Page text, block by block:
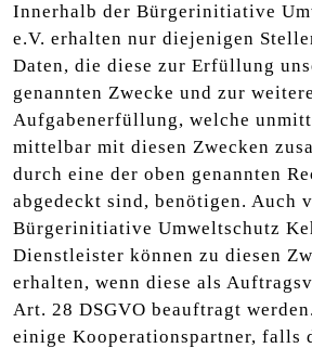
Innerhalb der Bürgerinitiative
e.V. erhalten nur diejenigen
Daten, die diese zur Erfüllung
genannten Zwecke und zur
Aufgabenerfüllung, welche
mittelbar mit diesen Zwecken
durch eine der oben genannten
abgedeckt sind, benötigen. Auch
Bürgerinitiative Umweltschutz
Dienstleister können zu diesen
erhalten, wenn diese als
Art. 28 DSGVO beauftragt
einige Kooperationspartner, falls